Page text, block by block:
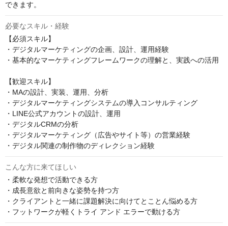
できます。
必要なスキル・経験
【必須スキル】
・デジタルマーケティングの企画、設計、運用経験
・基本的なマーケティングフレームワークの理解と、実践への活用
【歓迎スキル】
・MAの設計、実装、運用、分析
・デジタルマーケティングシステムの導入コンサルティング
・LINE公式アカウントの設計、運用
・デジタルCRMの分析
・デジタルマーケティング（広告やサイト等）の営業経験
・デジタル関連の制作物のディレクション経験
こんな方に来てほしい
・柔軟な発想で活動できる方
・成長意欲と前向きな姿勢を持つ方
・クライアントと一緒に課題解決に向けてとことん悩める方
・フットワークが軽くトライ アンド エラーで動ける方